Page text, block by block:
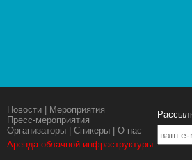
Новости
Мероприятия
Пресс-мероприятия
Организаторы |Спикеры |О нас
Аренда облачной инфраструктуры